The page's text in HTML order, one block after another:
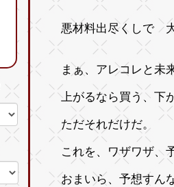
悪材料出尽くしで
まぁ、アレコレと未
上がるなら買う、下
ただそれだけだ。
これを、ワザワザ、
おまいら、予想す